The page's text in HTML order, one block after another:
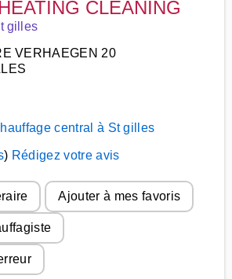
CLEANING
gilles
VERHAEGEN 20
central à St gilles
) Rédigez votre avis
Ajouter à mes favoris